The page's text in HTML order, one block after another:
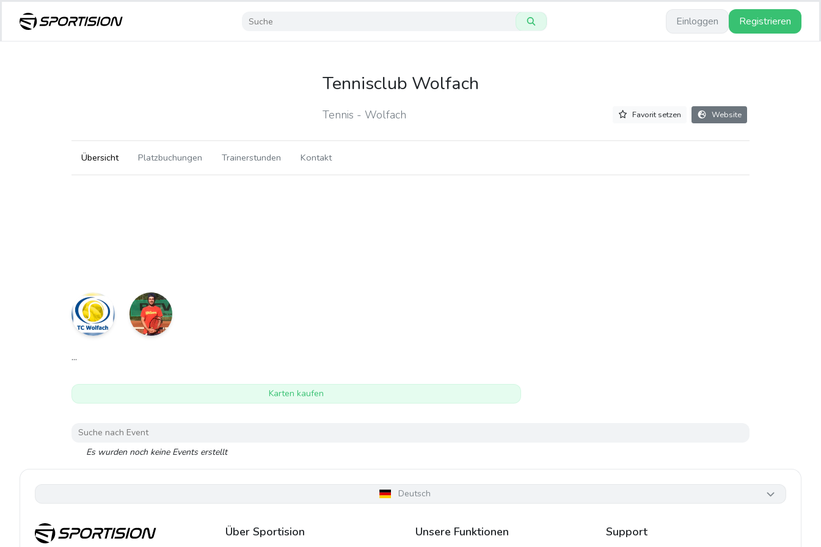
Einloggen Registrieren
Tennisclub Wolfach
Tennis - Wolfach Favorit setzen Website
Übersicht Platzbuchungen Trainerstunden Kontakt
...
Karten kaufen
Es wurden noch keine Events erstellt
Deutsch
Über Sportision Unsere Funktionen Support